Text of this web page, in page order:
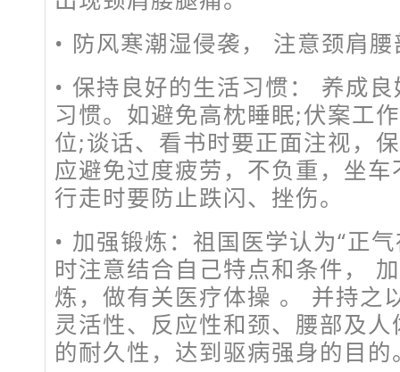
• 防风寒潮湿侵袭， 注意颈肩
• 保持良好的生活习惯： 养成
习惯。如避免高枕睡眠;伏案工
位;谈话、看书时要正面注视，
应避免过度疲劳，不负重，坐
行走时要防止跌闪、挫伤。
• 加强锻炼：祖国医学认为“正
时注意结合自己特点和条件，
炼，做有关医疗体操 。 并持之
灵活性、反应性和颈、腰部及
的耐久性，达到驱病强身的目的